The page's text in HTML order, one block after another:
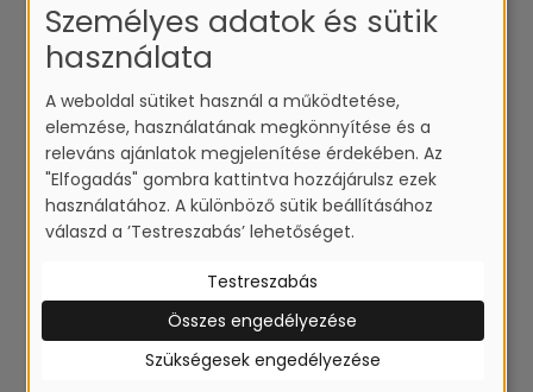
Személyes adatok és sütik
használata
A weboldal sütiket használ a működtetése,
elemzése, használatának megkönnyítése és a
releváns ajánlatok megjelenítése érdekében. Az
"Elfogadás" gombra kattintva hozzájárulsz ezek
használatához. A különböző sütik beállításához
válaszd a ’Testreszabás’ lehetőséget.
Testreszabás
Szükségesek engedélyezése
Összes engedélyezése